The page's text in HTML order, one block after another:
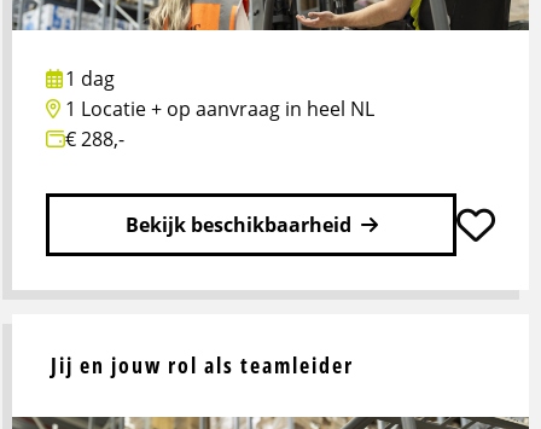
1 dag
1 Locatie + op aanvraag in heel NL
€ 288,-
Bekijk beschikbaarheid
Jij en jouw rol als teamleider